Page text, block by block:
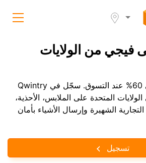
فيجي من الولايات
ابدأ بتوفير ما يصل إلى 60% عند التسوق. سجّل في Qwintry
المتحدة على الملابس، الأحذية،
الشهيرة وإرسال الأشياء بأمان
تسجيل